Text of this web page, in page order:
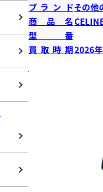
ブランドその他
商品名
型番
買取時期2026